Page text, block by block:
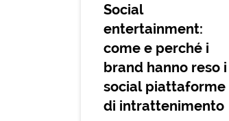
Social
entertainment:
come e perché i
brand hanno reso i
social piattaforme
di intrattenimento